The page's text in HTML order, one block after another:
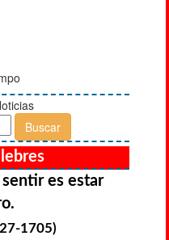
es estar
1705)